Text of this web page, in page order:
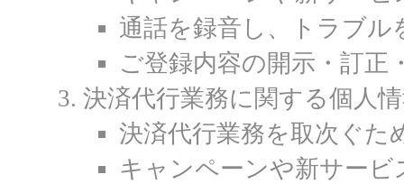
通話を録音し、トラブル
ご登録内容の開示・訂正
決済代行業務に関する個人
決済代行業務を取次ぐた
キャンペーンや新サー